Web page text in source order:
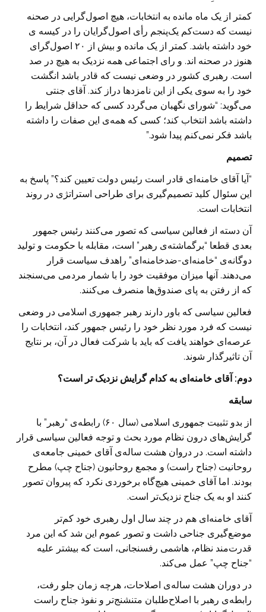
کمتر از یک ماه مانده به انتخابات، هیچ اصول‌گرایی در صحنه
نیست که دست‌کم یک‌پنجم رأی اصول‌گرایان را در کیسه ی
خود داشته باشد. کمتر از یک مانده و بیش از ۲۰ اصول‌گرای
هنوز در صحنه اند. و رای اجتماعی همه نزدیک به هیچ در صد
است. رهبری کشور در وضعی نیست که قادر باشد انگشت
خود را به سوی یکی از این نامزدها دراز کند. آقای جنتی
می‌گوید: “شورای نگهبان می‌گردد کسی که حداقل شرایط را
داشته باشد انتخاب ‌کند؛ کسی که همه‌ی این صفات را داشته
باشد فکر نمی‌کنم پیدا شود.”
تصمیم
“آیا آقای خامنه‌ای قادر است رئیس دولت تعیین کند؟” پاسخ به
این سئوال کلید تصمیم‌گیری برای طراحی استراتژی در روند
انتخابات است.
آن دسته از فعالین سیاسی که تصور می‌کنند رئیس جمهور
بعدی قطعا “برگماشته‌ی رهبر” است، مقابله با حکومت و تولید
دوگانه‌ی “خامنه‌ای-ضدخامنه‌ای”‌ راهدف سیاست قرار
می‌دهند. آنها میزان موفقیت خود را با شمار مردمی می‌سنجند
که از رفتن به پای صندوق‌ها منصرف می‌کنند.
فعالین سیاسی که باور دارند رهبر جمهوری اسلامی در وضعی
نیست که فرد مورد نظر خود را رئیس جمهور کند، انتخابات را
عرصه‌ای خواهند یافت که باید با شرکت فعال در آن، بر نتایج
آن تاثیرگذار شوند.
دوم: آقای خامنه‌ای به کدام گرایش نزدیک تر است؟‌
سابقه
از بدو تثبیت جمهوری اسلامی (سال ۶۰) رابطه‌ی “رهبر” با
گرایش‌های درون نظام مورد بحث و توجه فعالین سیاسی قرار
داشته است. در دروان هشت ساله‌ی آقای خمینی جامعه‌ی
روحانیت (جناح راست) و مجمع روحانیون (جناح چپ) مطرح
بودند. اما آقای خمینی هیچ‌گاه برخوردی نکرد که پیروان تصور
کنند او به یک جناح نزدیک‌تر است.
آقای خامنه‌ای هم در چند سال اول رهبری خود کم‌تر
موضع‌گیری جناحی داشت و تصور عموم این شد که این مرد
قدرت‌مند نظام، هاشمی رفسنجانی، است که بیشتر علیه
“جناح چپ” عمل می‌کند.
در دوران هشت ساله‌ی اصلاحات، هرچه زمان جلو رفت،
رابطه‌ی رهبر با اصلاح‌طلبان متنشنج‌تر و نفوذ جناح راست